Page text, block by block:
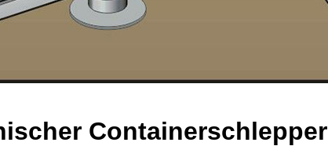
Containerschlepper